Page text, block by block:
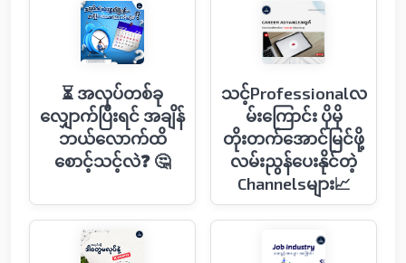
⏳ အလုပ်တစ်ခု
လျှောက်ပြီးရင် အချိန်
ဘယ်လောက်ထိ
စောင့်သင့်လဲ❓ 🤔
သင့်Professionalလ
မ်းကြောင်း ပိုမို
တိုးတက်အောင်မြင်ဖို့
လမ်းညွန်ပေးနိုင်တဲ့
Channelsများ📈